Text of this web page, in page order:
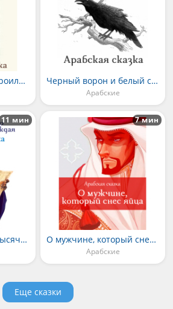
Старуха, которая строила козни лучше самого дьявола Черный ворон и белый сыр
Арабские
Мудрые мысли по тысяче динаров каждая
11 мин
О мужчине, который снес яйца
Арабские
7 мин
Еще сказки